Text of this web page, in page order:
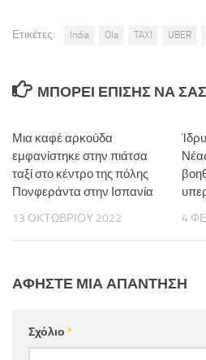
Ετικέτες: India Ola TAXI UBER
ΜΠΟΡΕΊ ΕΠΊΣΗΣ ΝΑ
Μια καφέ αρκούδα
εμφανίστηκε στην πιάτσα
ταξί στο κέντρο της πόλης
Πονφεράντα στην Ισπανία
13 ΟΚΤΩΒΡΊΟΥ 2022 4
ΑΦΉΣΤΕ ΜΙΑ ΑΠΆΝΤΗΣΗ
Σχόλιο *